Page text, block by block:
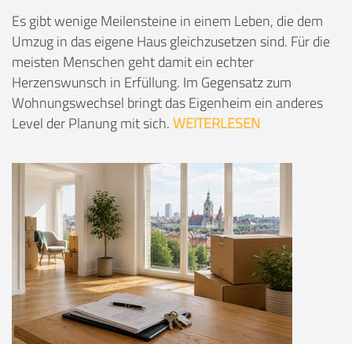
Es gibt wenige Meilensteine in einem Leben, die dem
Umzug in das eigene Haus gleichzusetzen sind. Für die
meisten Menschen geht damit ein echter
Herzenswunsch in Erfüllung. Im Gegensatz zum
Wohnungswechsel bringt das Eigenheim ein anderes
Level der Planung mit sich.WEITERLESEN